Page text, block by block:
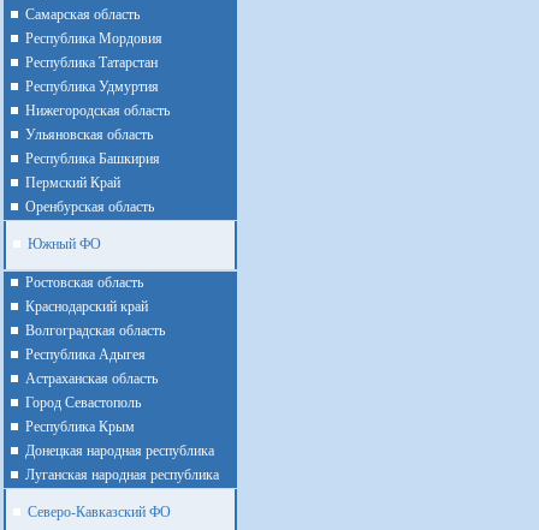
Cамарская область
Республика Мордовия
Республика Татарстан
Республика Удмуртия
Нижегородская область
Ульяновская область
Республика Башкирия
Пермский Край
Оренбурская область
Южный ФО
Ростовская область
Краснодарский край
Волгоградская область
Республика Адыгея
Астраханская область
Город Севастополь
Республика Крым
Донецкая народная республика
Луганская народная республика
Северо-Кавказский ФО